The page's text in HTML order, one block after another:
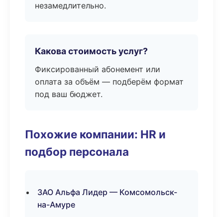
незамедлительно.
Какова стоимость услуг?
Фиксированный абонемент или
оплата за объём — подберём формат
под ваш бюджет.
Похожие компании: HR и
подбор персонала
ЗАО Альфа Лидер — Комсомольск-
на-Амуре